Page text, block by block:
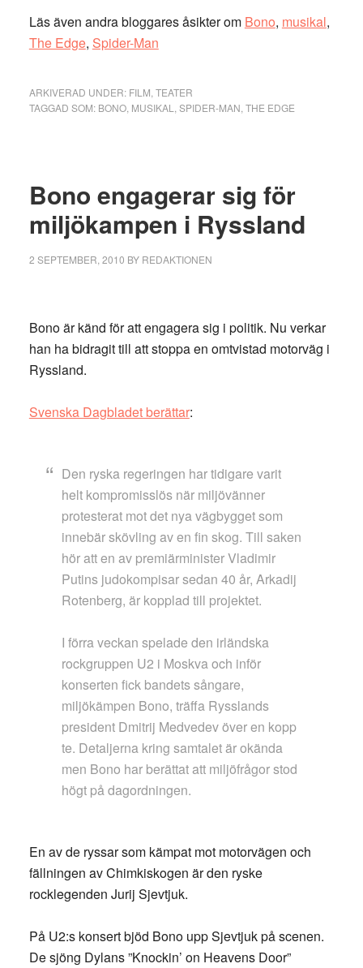
Läs även andra bloggares åsikter om Bono, musikal,
The Edge, Spider-Man
ARKIVERAD UNDER: FILM TEATER
TAGGAD SOM: BONO, MUSIKAL SPIDER-MAN THE EDGE
Bono engagerar sig för
miljökampen i Ryssland
2 SEPTEMBER, 2010 BY REDAKTIONEN
Bono är känd för att engagera sig i politik. Nu verkar
han ha bidragit till att stoppa en omtvistad motorväg i
Ryssland.
Svenska Dagbladet berättar:
Den ryska regeringen har tidigare varit
helt kompromisslös när miljövänner
protesterat mot det nya vägbygget som
innebär skövling av en fin skog. Till saken
hör att en av premiärminister Vladimir
Putins judokompisar sedan 40 år, Arkadij
Rotenberg, är kopplad till projektet.
I förra veckan spelade den irländska
rockgruppen U2 i Moskva och inför
konserten fick bandets sångare,
miljökämpen Bono, träffa Rysslands
president Dmitrij Medvedev över en kopp
te. Detaljerna kring samtalet är okända
men Bono har berättat att miljöfrågor stod
högt på dagordningen.
En av de ryssar som kämpat mot motorvägen och
fällningen av Chimkiskogen är den ryske
rocklegenden Jurij Sjevtjuk.
På U2:s konsert bjöd Bono upp Sjevtjuk på scenen.
De sjöng Dylans ”Knockin’ on Heavens Door”